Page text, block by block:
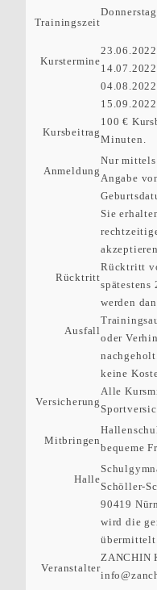
Trainingszeit
Kurstermine
Kursbeitrag
100 €
Minuten.
Anmeldung
Nur
Angabe
Sie
Rücktritt
Rücktritt
werden
Ausfall
oder
keine
Versicherung
Alle
Mitbringen
bequeme
Halle
Schöller-
90419
wird die
Veranstalter
ZANCHIN